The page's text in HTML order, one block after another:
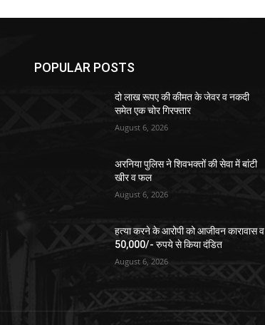
POPULAR POSTS
दो लाख रूपए की कीमत के जेवर व नकदी
समेत एक चोर गिरफ्तार
August 6, 2026
अरनिया पुलिस ने शिवभक्तों की सेवा में बांटी
खीर व फल
August 6, 2026
हत्या करने के आरोपी को आजीवन कारावास व
50,000/- रुपये से किया दंडित
August 6, 2026